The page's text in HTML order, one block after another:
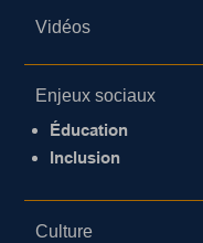
Vidéos
Enjeux sociaux
Éducation
Inclusion
Culture